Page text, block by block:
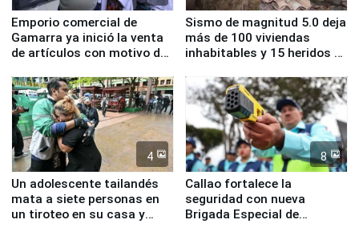
Emporio comercial de
Gamarra ya inició la venta
de artículos con motivo de
Sismo de magnitud 5.0 deja
más de 100 viviendas
inhabitables y 15 heridos en
4
Un adolescente tailandés
mata a siete personas en
un tiroteo en su casa y
8
Callao fortalece la
seguridad con nueva
Brigada Especial de